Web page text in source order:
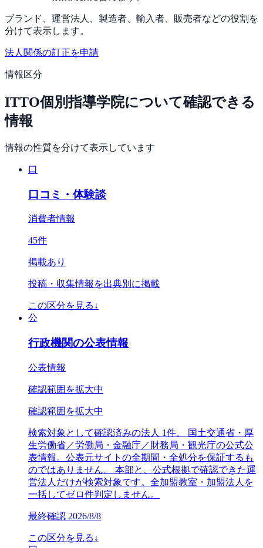
ブランド、運営法人、製造者、輸入者、販売者などの役割を
分けて表示します。
法人関係の訂正を申請
情報区分
ITTO個別指導学院について確認できる
情報
情報の性質を分けて表示しています
口
口コミ・体験談
消費者情報
45件
掲載あり
投稿・収集情報を出典別に掲載
この区分を見る ↓
公
行政機関の公表情報
公表情報
確認範囲を拡大中
確認範囲を拡大中
検索対象として確認済みの法人 1件。 国土交通省・厚
生労働省／労働局・金融庁／財務局・観光庁の公式公
表情報。公表元サイトの全期間・全処分を保証するも
のではありません。 本部と、公式根拠で確認できた運
営法人だけが検索対象です。全加盟教室・加盟法人を
一括してゼロ件判定しません。
最終確認 2026/8/8
この区分を見る ↓